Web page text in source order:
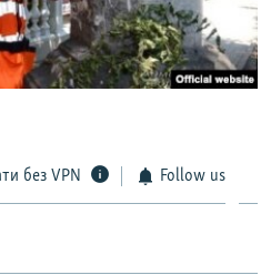
без VPN Follow us